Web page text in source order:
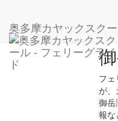
奥多摩カヤックスク
フ
が、
御岳
報な